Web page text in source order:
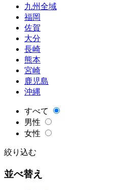
九州全域
福岡
佐賀
大分
長崎
熊本
宮崎
鹿児島
沖縄
すべて
男性
女性
絞り込む
並べ替え